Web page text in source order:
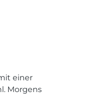
einer
Morgens